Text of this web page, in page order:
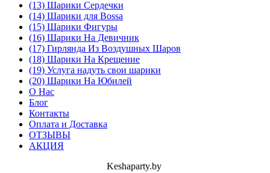
(13) Шарики Сердечки
(14) Шарики для Воssa
(15) Шарики Фигуры
(16) Шарики На Девичник
(17) Гирлянда Из Воздушных Шаров
(18) Шарики На Крещение
(19) Услуга надуть свои шарики
(20) Шарики На Юбилей
О Нас
Блог
Контакты
Оплата и Доставка
ОТЗЫВЫ
АКЦИЯ
Keshaparty.by